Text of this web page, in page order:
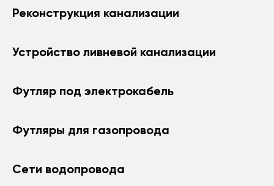
Реконструкция канализации
Устройство ливневой канализации
Футляр под электрокабель
Футляры для газопровода
Сети водопровода